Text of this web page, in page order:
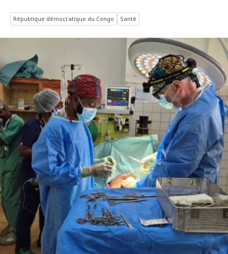
République démocratique du Congo Santé